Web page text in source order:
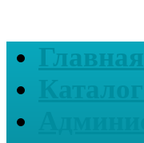
Главная